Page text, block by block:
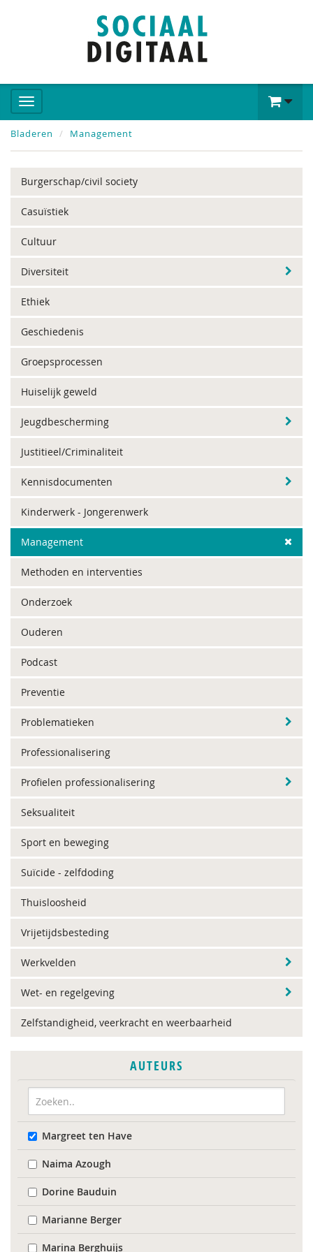
Bladeren Management
Burgerschap/civil society
Casuïstiek
Cultuur
Diversiteit
Ethiek
Geschiedenis
Groepsprocessen
Huiselijk geweld
Jeugdbescherming
Justitieel/Criminaliteit
Kennisdocumenten
Kinderwerk - Jongerenwerk
Management
Methoden en interventies
Onderzoek
Ouderen
Podcast
Preventie
Problematieken
Professionalisering
Profielen professionalisering
Seksualiteit
Sport en beweging
Suïcide - zelfdoding
Thuisloosheid
Vrijetijdsbesteding
Werkvelden
Wet- en regelgeving
Zelfstandigheid, veerkracht en weerbaarheid
AUTEURS
Margreet ten Have
Naima Azough
Dorine Bauduin
Marianne Berger
Marina Berghuijs